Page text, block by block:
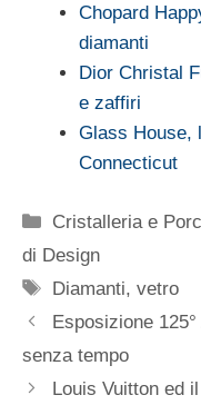
Chopard
diamanti
Dior Christal
e zaffiri
Glass House,
Connecticut
Categorie
Cristalleria e
di Design
Tag
Diamanti,vetro
Esposizione
senza tempo
Louis Vuitton ed